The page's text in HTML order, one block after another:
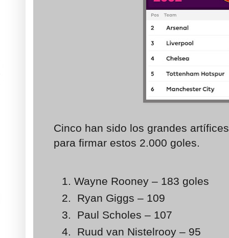
Cinco han sido los grandes
para firmar estos 2.000 goles.
Wayne Rooney – 183 goles
Ryan Giggs – 109
Paul Scholes – 107
Ruud van Nistelrooy – 95